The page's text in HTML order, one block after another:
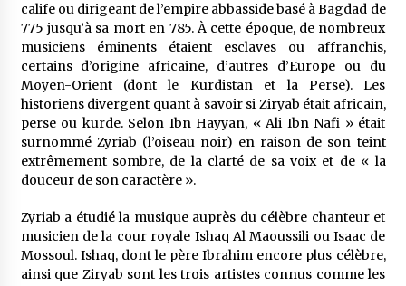
calife ou dirigeant de l’empire abbasside basé à Bagdad de
775 jusqu’à sa mort en 785. À cette époque, de nombreux
musiciens éminents étaient esclaves ou affranchis,
certains d’origine africaine, d’autres d’Europe ou du
Moyen-Orient (dont le Kurdistan et la Perse). Les
historiens divergent quant à savoir si Ziryab était africain,
perse ou kurde. Selon Ibn Hayyan, « Ali Ibn Nafi » était
surnommé Zyriab (l’oiseau noir) en raison de son teint
extrêmement sombre, de la clarté de sa voix et de « la
douceur de son caractère ».
Zyriab a étudié la musique auprès du célèbre chanteur et
musicien de la cour royale Ishaq Al Maoussili ou Isaac de
Mossoul. Ishaq, dont le père Ibrahim encore plus célèbre,
ainsi que Ziryab sont les trois artistes connus comme les